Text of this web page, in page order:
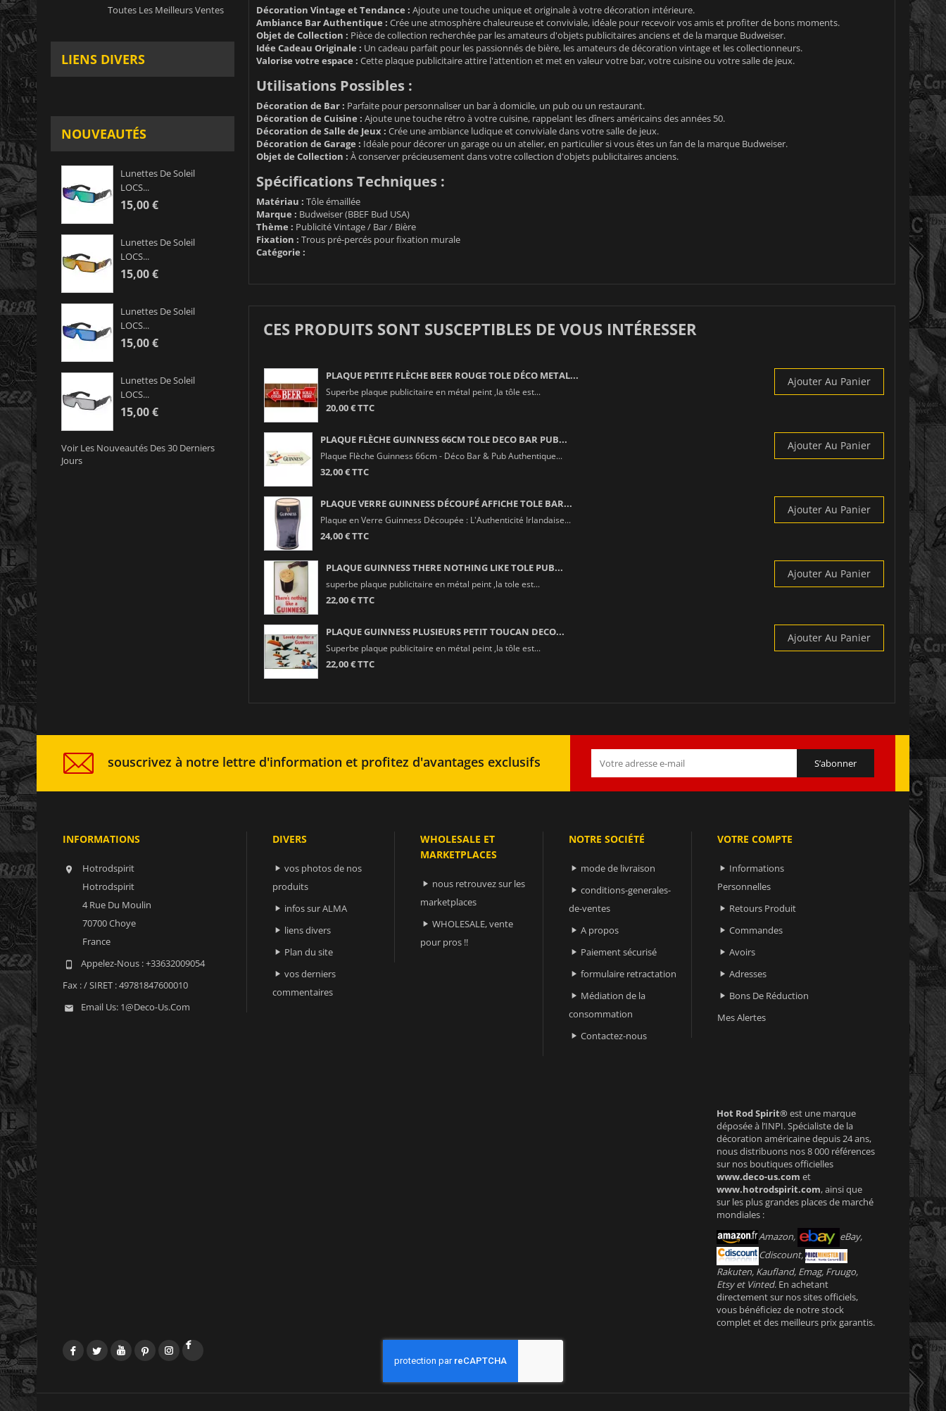
Toutes Les Meilleurs Ventes
LIENS DIVERS
NOUVEAUTÉS
Lunettes De Soleil
LOCS...
15,00 €
Lunettes De Soleil
LOCS...
15,00 €
Lunettes De Soleil
LOCS...
15,00 €
Lunettes De Soleil
LOCS...
15,00 €
Voir Les Nouveautés Des 30 Derniers
Jours
Décoration Vintage et Tendance : Ajoute une touche unique et originale à votre décoration intérieure.
Ambiance Bar Authentique : Crée une atmosphère chaleureuse et conviviale, idéale pour recevoir vos amis et profiter de bons moments.
Objet de Collection : Pièce de collection recherchée par les amateurs d'objets publicitaires anciens et de la marque Budweiser.
Idée Cadeau Originale : Un cadeau parfait pour les passionnés de bière, les amateurs de décoration vintage et les collectionneurs.
Valorise votre espace : Cette plaque publicitaire attire l'attention et met en valeur votre bar, votre cuisine ou votre salle de jeux.
Utilisations Possibles :
Décoration de Bar : Parfaite pour personnaliser un bar à domicile, un pub ou un restaurant.
Décoration de Cuisine : Ajoute une touche rétro à votre cuisine, rappelant les dîners américains des années 50.
Décoration de Salle de Jeux : Crée une ambiance ludique et conviviale dans votre salle de jeux.
Décoration de Garage : Idéale pour décorer un garage ou un atelier, en particulier si vous êtes un fan de la marque Budweiser.
Objet de Collection : À conserver précieusement dans votre collection d'objets publicitaires anciens.
Spécifications Techniques :
Matériau : Tôle émaillée
Marque : Budweiser (BBEF Bud USA)
Thème : Publicité Vintage / Bar / Bière
Fixation : Trous pré-percés pour fixation murale
Catégorie :
CES PRODUITS SONT SUSCEPTIBLES DE VOUS INTÉRESSER
PLAQUE PETITE FLÈCHE BEER ROUGE TOLE DÉCO METAL...
Superbe plaque publicitaire en métal peint ,la tôle est...
20,00 € TTC
Ajouter Au Panier
PLAQUE FLÈCHE GUINNESS 66CM TOLE DECO BAR PUB...
Plaque Flèche Guinness 66cm - Déco Bar & Pub Authentique...
32,00 € TTC
Ajouter Au Panier
PLAQUE VERRE GUINNESS DÉCOUPÉ AFFICHE TOLE BAR...
Plaque en Verre Guinness Découpée : L'Authenticité Irlandaise...
24,00 € TTC
Ajouter Au Panier
PLAQUE GUINNESS THERE NOTHING LIKE TOLE PUB...
superbe plaque publicitaire en métal peint ,la tole est...
22,00 € TTC
Ajouter Au Panier
PLAQUE GUINNESS PLUSIEURS PETIT TOUCAN DECO...
Superbe plaque publicitaire en métal peint ,la tôle est...
22,00 € TTC
Ajouter Au Panier
souscrivez à notre lettre d'information et profitez d'avantages exclusifs
INFORMATIONS

Hotrodspirit
Hotrodspirit
4 Rue Du Moulin
70700 Choye
France
 Appelez-Nous :+33632009054
Fax :/ SIRET : 49781847600010
 Email Us: 1@deco-Us.com
DIVERS
 vos photos de nos
produits
 infos sur ALMA
 liens divers
 Plan du site
 vos derniers
commentaires
WHOLESALE ET
MARKETPLACES
 nous retrouvez sur les
marketplaces
 WHOLESALE, vente
pour pros !!
NOTRE SOCIÉTÉ
 mode de livraison
 conditions-generales-
de-ventes
 A propos
 Paiement sécurisé
 formulaire retractation
 Médiation de la
consommation
 Contactez-nous
VOTRE COMPTE
 Informations
Personnelles
 Retours Produit
 Commandes
 Avoirs
 Adresses
 Bons De Réduction
Mes Alertes
Hot Rod Spirit®est une marque
déposée à l’INPI. Spécialiste de la
décoration américaine depuis 24 ans,
nous distribuons nos 8 000 références
sur nos boutiques officielles
www.deco-us.com et
www.hotrodspirit.com, ainsi que
sur les plus grandes places de marché
mondiales :
Amazon,
eBay,
Cdiscount,
Rakuten, Kaufland, Emag, Fruugo,
Etsy et Vinted. En achetant
directement sur nos sites officiels,
vous bénéficiez de notre stock
complet et des meilleurs prix garantis.
FacebookTwitterYouTubePinterestInstagram